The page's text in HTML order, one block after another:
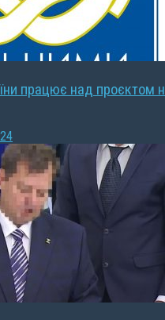
працює над проєктом